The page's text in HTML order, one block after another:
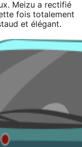
Meizu a rectifié
fois totalement
et élégant.